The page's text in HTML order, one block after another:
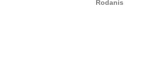
Rodanis